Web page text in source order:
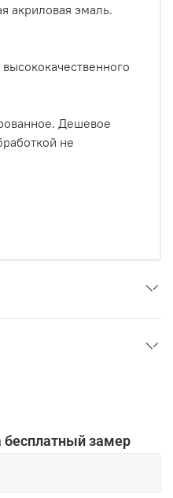
акриловая эмаль.
Дешевое
не
бесплатный замер